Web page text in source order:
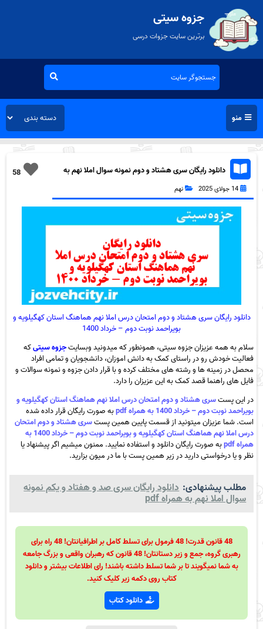
جزوه سیتی
برترین سایت جزوات درسی
منو
58
دانلود رایگان سری هشتاد و دوم نمونه سوال املا نهم به
14 جولای 2025 نهم
دانلود رایگان سری هشتاد و دوم امتحان درس املا نهم هماهنگ استان کهگیلویه و
بویراحمد نوبت دوم – خرداد 1400
سلام به همه عزیزان جزوه سیتی، همونطور که میدونید وبسایتجزوه سیتیکه
فعالیت خودش رو در راستای کمک به دانش اموزان، دانشجویان و تمامی افراد
محصل در زمینه ها و رشته های مختلف کرده و با قرار دادن جزوه و نمونه سوالات و
فایل های راهنما قصد کمک به این عزیزان را دارد.
در این پستسری هشتاد و دوم امتحان درس املا نهم هماهنگ استان کهگیلویه و
بویراحمد نوبت دوم – خرداد 1400 به همراه pdf
به صورت رایگان قرار داده شده
است. شما عزیزان میتونید از قسمت پایین همین پستسری هشتاد و دوم امتحان
درس املا نهم هماهنگ استان کهگیلویه و بویراحمد نوبت دوم – خرداد 1400 به
همراه pdf
به صورت رایگان دانلود و استفاده نمایید. ممنون میشیم اگر پیشنهاد یا
نظر و یا درخواستی دارید در زیر همین پست با ما در میون بزارید.
مطلب پیشنهادی: دانلود رایگان سری صد و هفتاد و یکم نمونه
سوال املا نهم به همراه pdf
48 قانون قدرت! 48 فرمول برای تسلط کامل بر اطرافیانتان! 48 راه برای
رهبری گروه، جمع و زیر دستانتان! 48 قانون که رهبران واقعی و بزرگ جامعه
به شما نمیگویند تا بر شما تسلط داشته باشند! رای اطلاعات بیشتر و دانلود
کتاب روی دکمه زیر کلیک کنید.
دانلود کتاب